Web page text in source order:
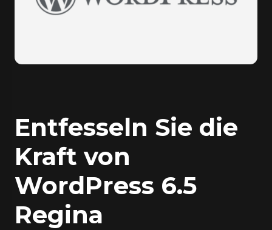
Entfesseln Sie die
Kraft von
WordPress 6.5
Regina